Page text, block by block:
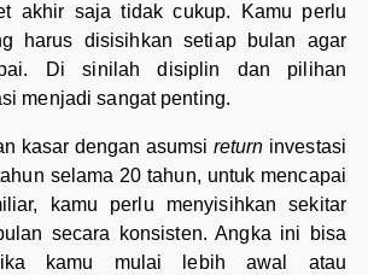
akhir saja tidak cukup. Kamu perlu
harus disisihkan setiap bulan agar
Di sinilah disiplin dan pilihan
menjadi sangat penting.
kasar dengan asumsi return investasi
selama 20 tahun, untuk mencapai
kamu perlu menyisihkan sekitar
secara konsisten. Angka ini bisa
kamu mulai lebih awal atau